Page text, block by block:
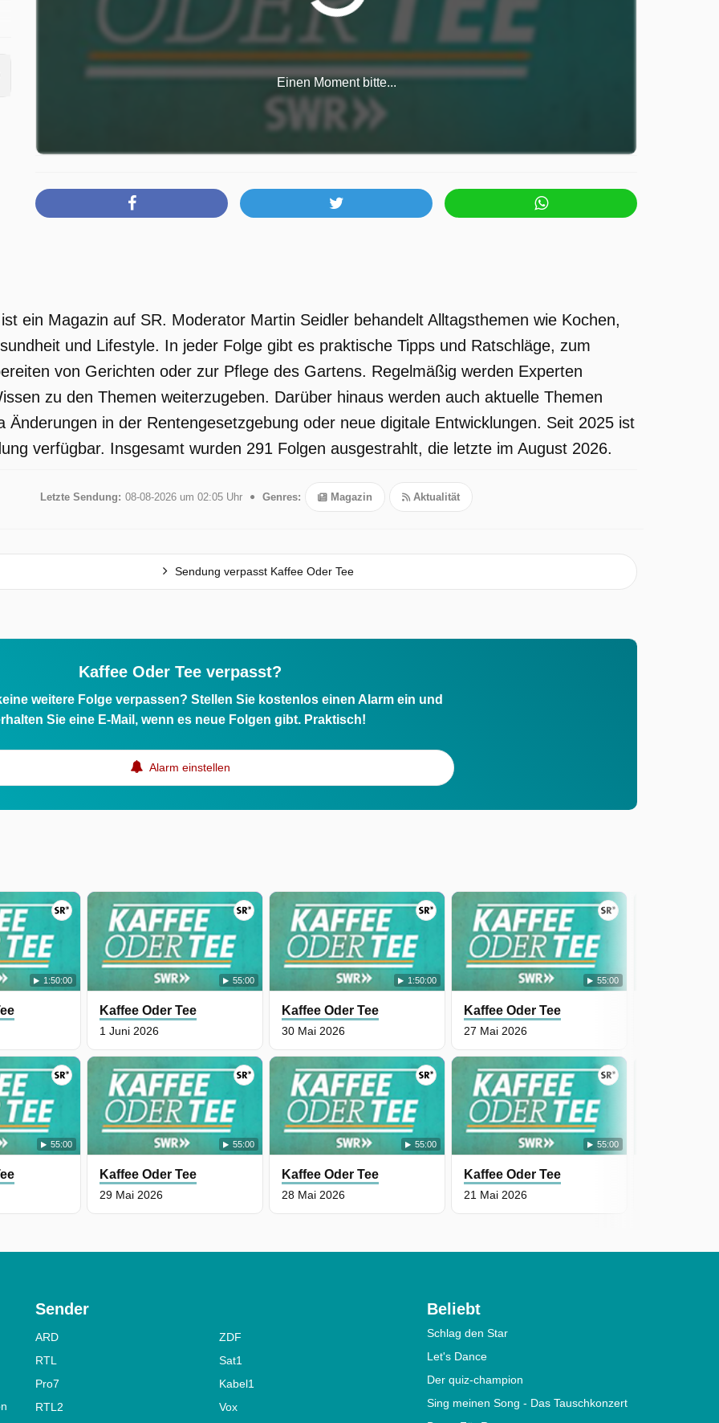
Einen Moment bitte...
ein Magazin auf SR. Moderator Martin Seidler behandelt Alltagsthemen wie Kochen,
und Lifestyle. In jeder Folge gibt es praktische Tipps und Ratschläge, zum
von Gerichten oder zur Pflege des Gartens. Regelmäßig werden Experten
zu den Themen weiterzugeben. Darüber hinaus werden auch aktuelle Themen
Änderungen in der Rentengesetzgebung oder neue digitale Entwicklungen. Seit 2025 ist
verfügbar. Insgesamt wurden 291 Folgen ausgestrahlt, die letzte im August 2026.
Letzte Sendung: 08-08-2026 um 02:05 Uhr Genres: Magazin Aktualität
Sendung verpasst Kaffee Oder Tee
Kaffee Oder Tee verpasst?
weitere Folge verpassen? Stellen Sie kostenlos einen Alarm ein und
Sie eine E-Mail, wenn es neue Folgen gibt. Praktisch!
Alarm einstellen
1:50:00
55:00
55:00
Kaffee Oder Tee
1 Juni 2026
1:50:00
Kaffee Oder Tee
30 Mai 2026
55:00
Kaffee Oder Tee
29 Mai 2026
55:00
Kaffee Oder Tee
28 Mai 2026
55:00
Kaffee Oder Tee
27 Mai 2026
55:00
Kaffee Oder Tee
21 Mai 2026
Sender
ARD
ZDF
RTL
Sat1
Pro7
Kabel1
RTL2
Vox
Beliebt
Schlag den Star
Let's Dance
Der quiz-champion
Sing meinen Song - Das Tauschkonzert